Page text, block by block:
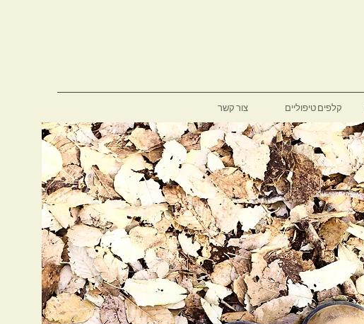
קלפים טיפוליים צור קשר